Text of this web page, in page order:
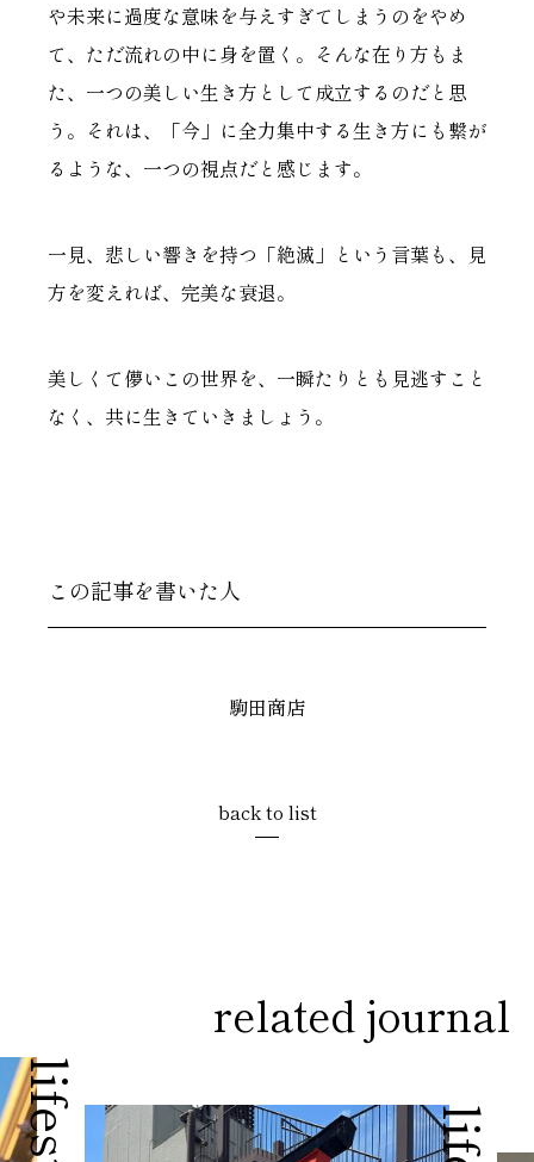
や未来に過度な意味を与えすぎてしまうのをやめ
て、ただ流れの中に身を置く。そんな在り方もま
た、一つの美しい生き方として成立するのだと思
う。それは、「今」に全力集中する生き方にも繋が
るような、一つの視点だと感じます。
一見、悲しい響きを持つ「絶滅」という言葉も、見
方を変えれば、完美な衰退。
美しくて儚いこの世界を、一瞬たりとも見逃すこと
なく、共に生きていきましょう。
この記事を書いた人
駒田商店
back to list
related journal